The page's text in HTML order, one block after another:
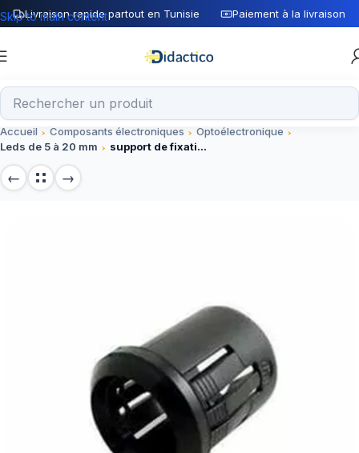
Livraison rapide partout en Tunisie Paiement à la livraison
Skip to main content
Accueil Composants électroniques
Optoélectronique
Leds de 5 à 20 mm
support de fixation plastique pour LED 5mm